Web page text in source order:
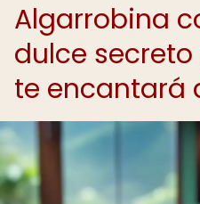
Algarrobina
dulce
te encantará